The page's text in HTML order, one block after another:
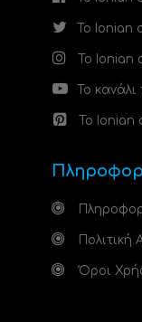
Το Ionian
Το Ionian
Το
Το Ionian
Όροι